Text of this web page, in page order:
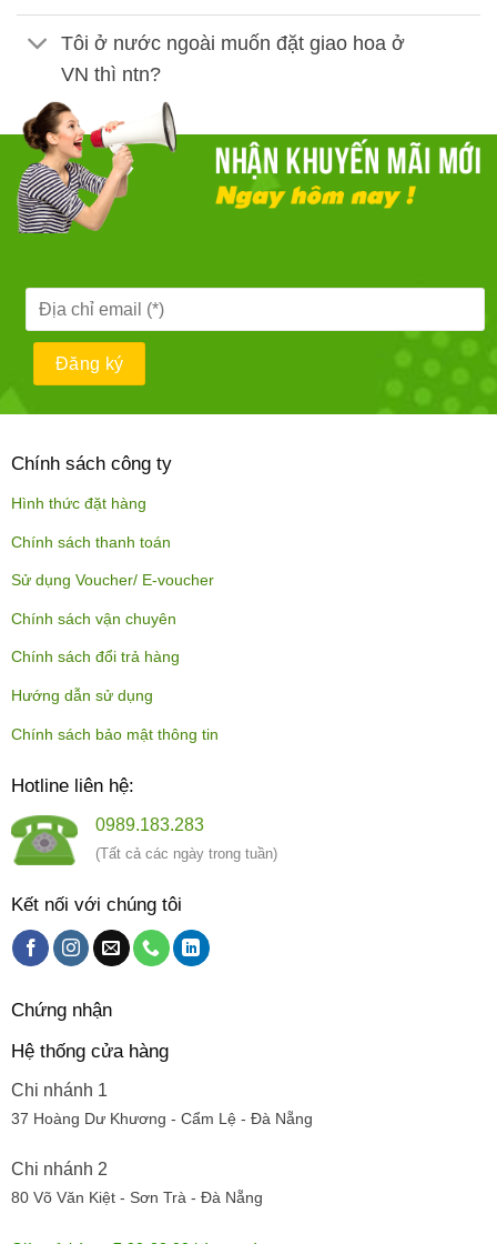
Tôi ở nước ngoài muốn đặt giao hoa ở
VN thì ntn?
Chính sách công ty
Hình thức đặt hàng
Chính sách thanh toán
Sử dụng Voucher/ E-voucher
Chính sách vận chuyên
Chính sách đổi trả hàng
Hướng dẫn sử dụng
Chính sách bảo mật thông tin
Hotline liên hệ:
0989.183.283
(Tất cả các ngày trong tuần)
Kết nối với chúng tôi
Chứng nhận
Hệ thống cửa hàng
Chi nhánh 1
37 Hoàng Dư Khương - Cẩm Lệ - Đà Nẵng
Chi nhánh 2
80 Võ Văn Kiệt - Sơn Trà - Đà Nẵng